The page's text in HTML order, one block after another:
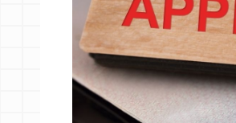
語言學校
澳洲簽證